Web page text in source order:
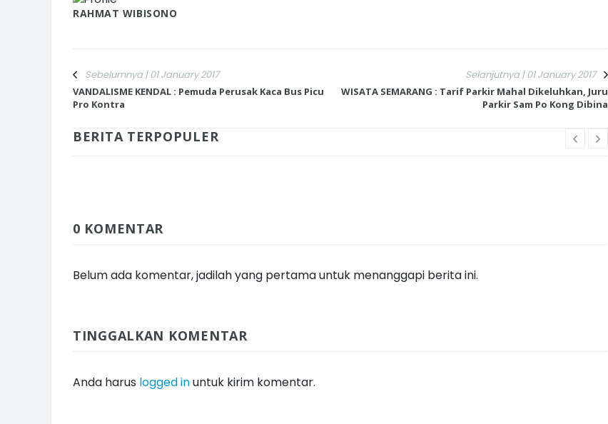
RAHMAT WIBISONO
Sebelumnya | 01 January 2017
VANDALISME KENDAL : Pemuda Perusak Kaca Bus Picu
Pro Kontra
Selanjutnya | 01 January 2017
WISATA SEMARANG : Tarif Parkir Mahal Dikeluhkan, Juru
Parkir Sam Po Kong Dibina
BERITA TERPOPULER
0 KOMENTAR
Belum ada komentar, jadilah yang pertama untuk menanggapi berita ini.
TINGGALKAN KOMENTAR
Anda harus logged inuntuk kirim komentar.